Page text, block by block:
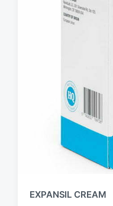
EXPANSIL CREAM